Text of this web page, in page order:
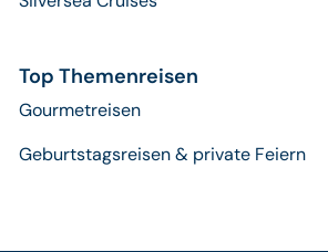
Top Themenreisen
Gourmetreisen
Geburtstagsreisen & private Feiern